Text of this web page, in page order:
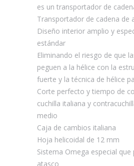
es un transportador de
Transportador de cadena de
Diseño interior amplio y
estándar
Eliminando el riesgo de que
peguen a la hélice con la
fuerte y la técnica de hélice
Corte perfecto y tiempo de
cuchilla italiana y
medio
Caja de cambios italiana
Hoja helicoidal de 12 mm
Sistema Omega especial que
atasco